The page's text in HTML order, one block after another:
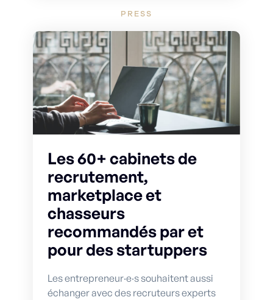
PRESS
Les 60+ cabinets de
recrutement,
marketplace et
chasseurs
recommandés par et
pour des startuppers
Les entrepreneur·e·s souhaitent aussi
échanger avec des recruteurs experts